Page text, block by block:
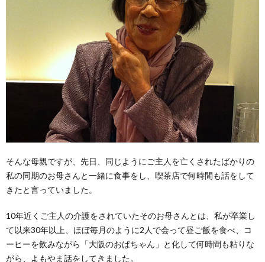
そんな母親ですが、先日、同じようにご主人を亡くされたばかりの
私の同期のお母さんと一緒に食事をし、喫茶店で何時間も話をして
きたと言っていました。
10年近くご主人の介護をされていたそのお母さんとは、私が卒業し
て以来30年以上、ほぼ毎月のように2人で会って昼ご飯を食べ、コ
ーヒーを飲みながら「大阪のおばちゃん」と化して何時間も粘りな
がら、よもやま話をしてきました。